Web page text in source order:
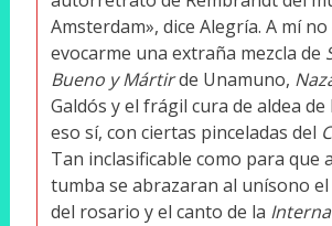
Amsterdam», dice Alegría. A mí
evocarme una extraña mezcla de
Bueno y Mártirde Unamuno,
Galdós y el frágil cura de aldea
eso sí, con ciertas pinceladas del
Tan inclasificable como para que
tumba se abrazaran al unísono
del rosario y el canto de la